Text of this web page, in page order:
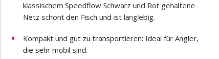
klassischem Speedflow Schwarz und Rot gehaltene
Netz schont den Fisch und ist langlebig.
Kompakt und gut zu transportieren: Ideal für Angler,
die sehr mobil sind.